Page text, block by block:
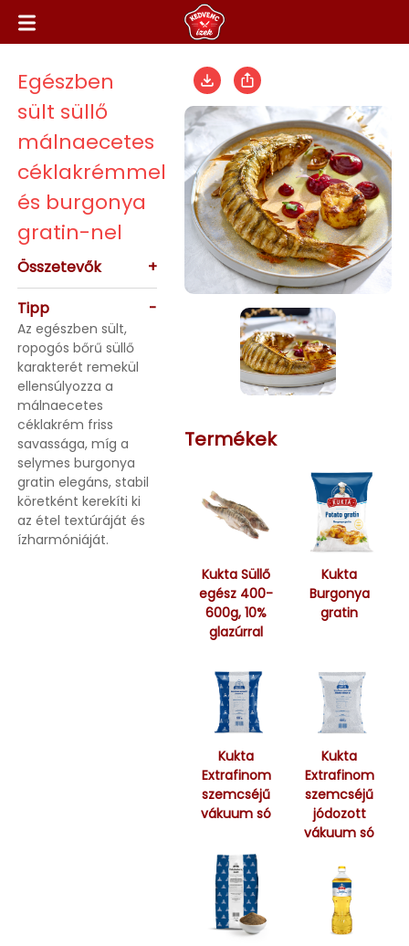
Egészben
sült süllő
málnaecetes
céklakrémmel
és burgonya
gratin-nel
Összetevők
+
Tipp
-
Az egészben sült,
ropogós bőrű süllő
karakterét remekül
ellensúlyozza a
málnaecetes
céklakrém friss
savassága, míg a
selymes burgonya
gratin elegáns, stabil
köretként kerekíti ki
az étel textúráját és
ízharmóniáját.
Termékek
Kukta Süllő
egész 400-
600g, 10%
glazúrral
Kukta
Burgonya
gratin
Kukta
Extrafinom
szemcséjű
vákuum só
Kukta
Extrafinom
szemcséjű
jódozott
vákuum só